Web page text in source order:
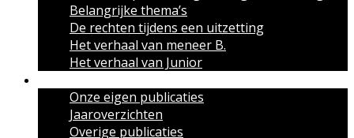
Belangrijke thema’s
De rechten tijdens een uitzetting
Het verhaal van meneer B.
Het verhaal van Junior
Onze eigen publicaties
Jaaroverzichten
Overige publicaties